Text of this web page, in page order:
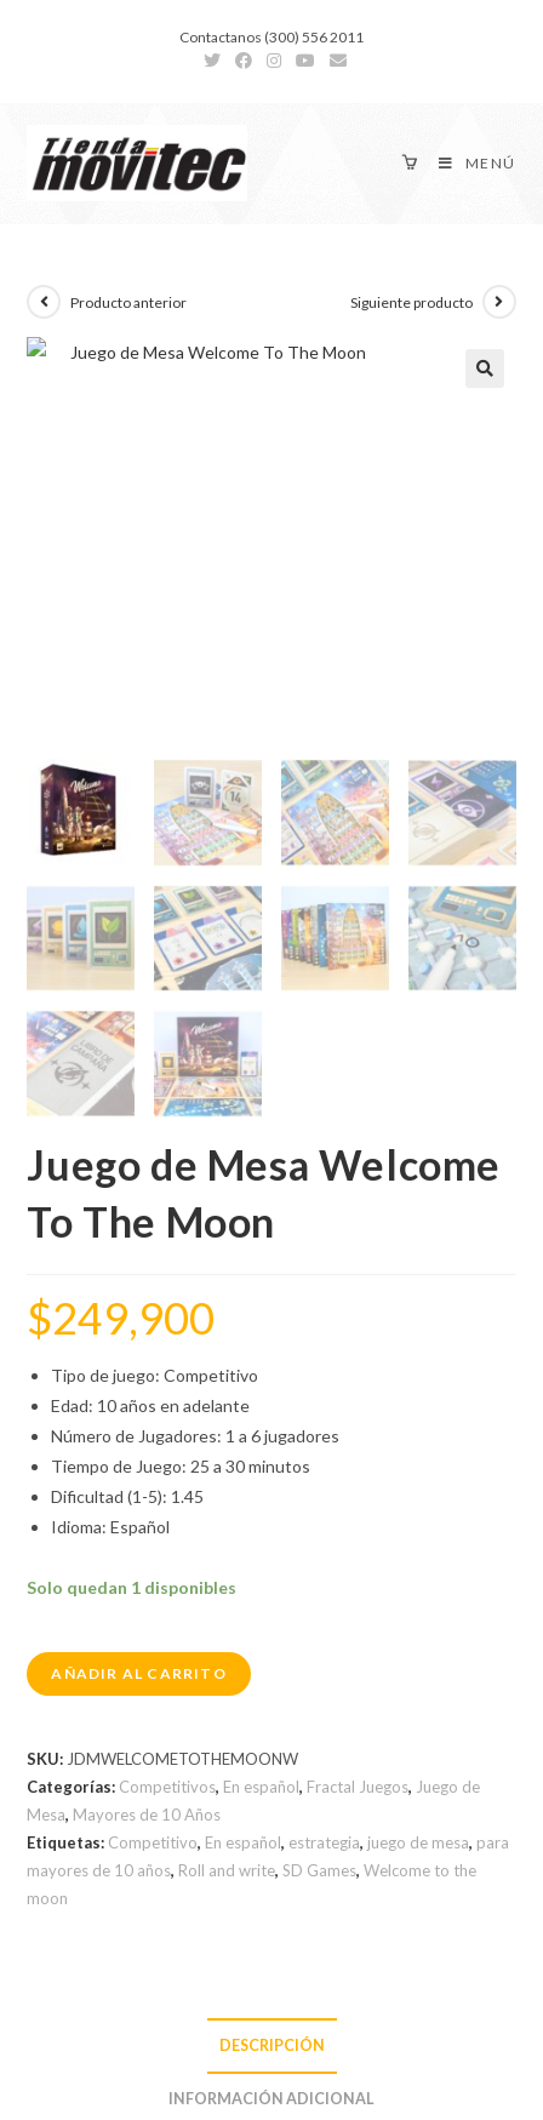
Contactanos (300) 556 2011
MENÚ
Producto anterior Siguiente producto
Juego de Mesa Welcome
To The Moon
$249,900
Tipo de juego: Competitivo
Edad: 10 años en adelante
Número de Jugadores: 1 a 6 jugadores
Tiempo de Juego: 25 a 30 minutos
Dificultad (1-5): 1.45
Idioma: Español
Solo quedan 1 disponibles
AÑADIR AL CARRITO
SKU: JDMWELCOMETOTHEMOONW
Categorías: Competitivos, En español, Fractal Juegos, Juego de
Mesa, Mayores de 10 Años
Etiquetas: Competitivo, En español, estrategia, juego de mesa, para
mayores de 10 años, Roll and write,SD Games,Welcome to the
moon
DESCRIPCIÓN
INFORMACIÓN ADICIONAL